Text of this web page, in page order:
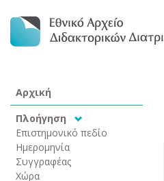
Αρχική
Πλοήγηση
Επιστημονικό πεδίο
Ημερομηνία
Συγγραφέας
Χώρα